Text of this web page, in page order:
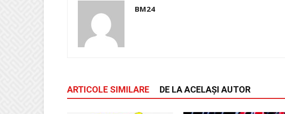
BM24
ARTICOLE SIMILARE DE LA ACELAȘI AUTOR